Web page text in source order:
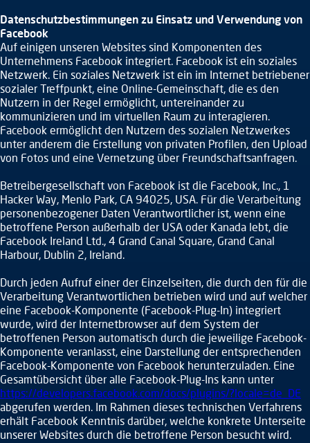
Datenschutzbestimmungen zu Einsatz und Verwendung von
Facebook
Auf einigen unseren Websites sind Komponenten des
Unternehmens Facebook integriert. Facebook ist ein soziales
Netzwerk. Ein soziales Netzwerk ist ein im Internet betriebener
sozialer Treffpunkt, eine Online-Gemeinschaft, die es den
Nutzern in der Regel ermöglicht, untereinander zu
kommunizieren und im virtuellen Raum zu interagieren.
Facebook ermöglicht den Nutzern des sozialen Netzwerkes
unter anderem die Erstellung von privaten Profilen, den Upload
von Fotos und eine Vernetzung über Freundschaftsanfragen.
Betreibergesellschaft von Facebook ist die Facebook, Inc., 1
Hacker Way, Menlo Park, CA 94025, USA. Für die Verarbeitung
personenbezogener Daten Verantwortlicher ist, wenn eine
betroffene Person außerhalb der USA oder Kanada lebt, die
Facebook Ireland Ltd., 4 Grand Canal Square, Grand Canal
Harbour, Dublin 2, Ireland.
Durch jeden Aufruf einer der Einzelseiten, die durch den für die
Verarbeitung Verantwortlichen betrieben wird und auf welcher
eine Facebook-Komponente (Facebook-Plug-In) integriert
wurde, wird der Internetbrowser auf dem System der
betroffenen Person automatisch durch die jeweilige Facebook-
Komponente veranlasst, eine Darstellung der entsprechenden
Facebook-Komponente von Facebook herunterzuladen. Eine
Gesamtübersicht über alle Facebook-Plug-Ins kann unter
https://developers.facebook.com/docs/plugins/?locale=de_DE
abgerufen werden. Im Rahmen dieses technischen Verfahrens
erhält Facebook Kenntnis darüber, welche konkrete Unterseite
unserer Websites durch die betroffene Person besucht wird.